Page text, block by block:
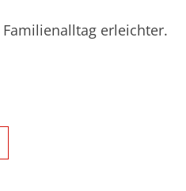
erleichter.